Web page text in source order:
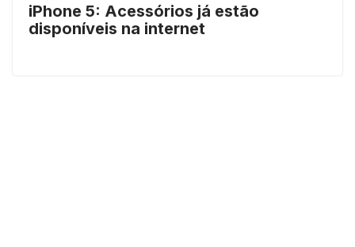
iPhone 5: Acessórios já estão
disponíveis na internet